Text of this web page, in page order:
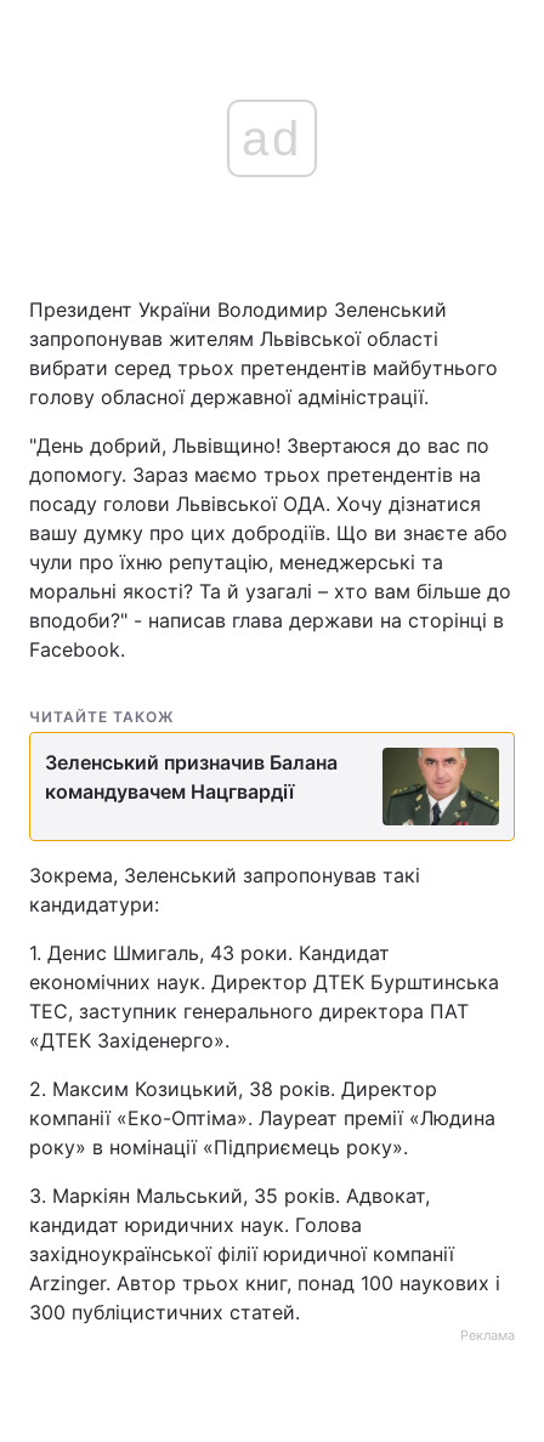
ad
Президент України Володимир Зеленський
запропонував жителям Львівської області
вибрати серед трьох претендентів майбутнього
голову обласної державної адміністрації.
"День добрий, Львівщино! Звертаюся до вас по
допомогу. Зараз маємо трьох претендентів на
посаду голови Львівської ОДА. Хочу дізнатися
вашу думку про цих добродіїв. Що ви знаєте або
чули про їхню репутацію, менеджерські та
моральні якості? Та й узагалі – хто вам більше до
вподоби?" - написав глава держави на сторінці в
Facebook.
ЧИТАЙТЕ ТАКОЖ
Зеленський призначив Балана
командувачем Нацгвардії
Зокрема, Зеленський запропонував такі
кандидатури:
1. Денис Шмигаль, 43 роки. Кандидат
економічних наук. Директор ДТЕК Бурштинська
ТЕС, заступник генерального директора ПАТ
«ДТЕК Західенерго».
2. Максим Козицький, 38 років. Директор
компанії «Еко-Оптіма». Лауреат премії «Людина
року» в номінації «Підприємець року».
3. Маркіян Мальський, 35 років. Адвокат,
кандидат юридичних наук. Голова
західноукраїнської філії юридичної компанії
Arzinger. Автор трьох книг, понад 100 наукових і
300 публіцистичних статей.
Реклама